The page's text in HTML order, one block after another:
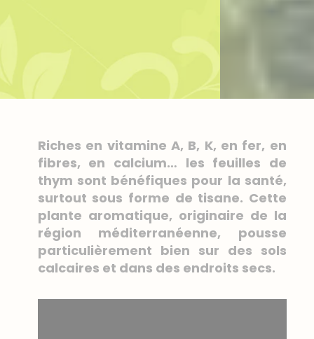
Riches en vitamine A, B, K, en fer, en
fibres, en calcium… les feuilles de
thym sont bénéfiques pour la santé,
surtout sous forme de tisane. Cette
plante aromatique, originaire de la
région méditerranéenne, pousse
particulièrement bien sur des sols
calcaires et dans des endroits secs.